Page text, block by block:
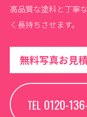
高品質な塗料と丁寧
く長持ちさせます。
無料写真お見
TEL 0120-